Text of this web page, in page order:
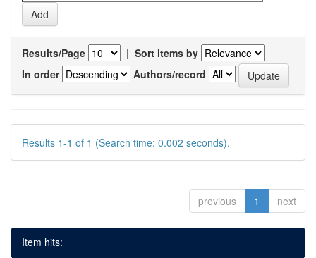
Results/Page | Sort items by
In order
Authors/record
Results 1-1 of 1 (Search time: 0.002 seconds).
previous 1 next
Item hits: